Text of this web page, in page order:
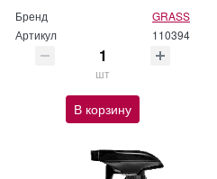
Бренд
GRASS
Артикул
110394
шт
В корзину